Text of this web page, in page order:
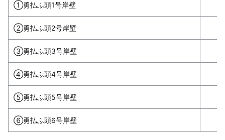
①勇払ふ頭1号岸壁
②勇払ふ頭2号岸壁
③勇払ふ頭3号岸壁
④勇払ふ頭4号岸壁
⑤勇払ふ頭5号岸壁
⑥勇払ふ頭6号岸壁